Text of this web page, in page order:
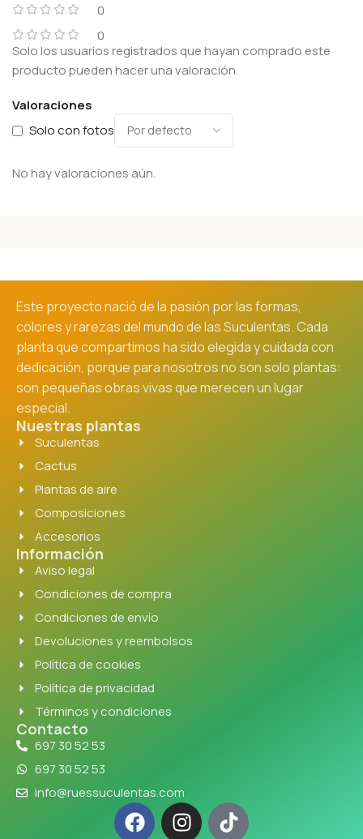
0
0
Valoraciones
Solo con fotos
No hay valoraciones aún.
Solo los usuarios registrados que hayan comprado este
producto pueden hacer una valoración.
Este proyecto nació de la pasión por las formas,
colores y rarezas del mundo de las Suculentas. Cada
planta que compartimos ha sido elegida y cuidada con
dedicación, porque para nosotros no son solo plantas:
son pequeñas obras vivas que merecen un lugar
especial.
Nuestras plantas
Suculentas
Cactus
Plantas de aire
Composiciones
Accesorios
Información
Aviso legal
Condiciones de compra
Condiciones de envío
Devoluciones y reembolsos
Política de cookies
Política de privacidad
Términos y condiciones
Contacto
697 30 52 53
697 30 52 53
info@ruessuculentas.com